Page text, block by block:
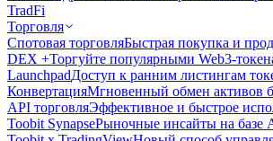
TradFi
Торговля
Спотовая торговляБыстрая покупка и
DEX +Торгуйте популярными Web3-
LaunchpadДоступ к ранним листингам
КонвертацияМгновенный обмен активов
API торговляЭффективное и быстрое
Toobit SynapseРыночные инсайты на базе